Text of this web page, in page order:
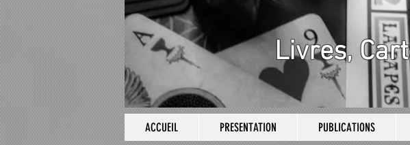
Livres,
ACCUEIL PRESENTATION PUBLICATIONS